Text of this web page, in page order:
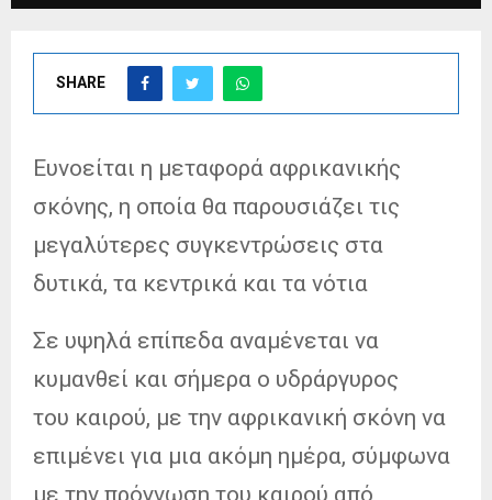
SHARE
Ευνοείται η μεταφορά αφρικανικής
σκόνης, η οποία θα παρουσιάζει τις
μεγαλύτερες συγκεντρώσεις στα
δυτικά, τα κεντρικά και τα νότια
Σε υψηλά επίπεδα αναμένεται να
κυμανθεί και σήμερα ο υδράργυρος
του καιρού, με την αφρικανική σκόνη να
επιμένει για μια ακόμη ημέρα, σύμφωνα
με την πρόγνωση του καιρού από